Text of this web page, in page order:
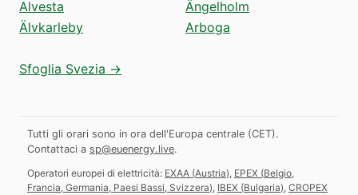
Alvesta
Älvkarleby
Ängelholm
Arboga
Sfoglia Svezia →
Tutti gli orari sono in ora dell'Europa centrale (CET).
Contattaci a sp@euenergy.live.
Operatori europei di elettricità: EXAA (Austria) EPEX (Belgio,
Francia, Germania, Paesi Bassi, Svizzera) IBEX (Bulgaria) CROPEX